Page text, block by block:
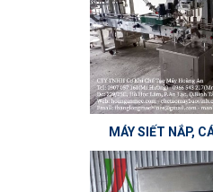
MÁY SIẾT NẮP,